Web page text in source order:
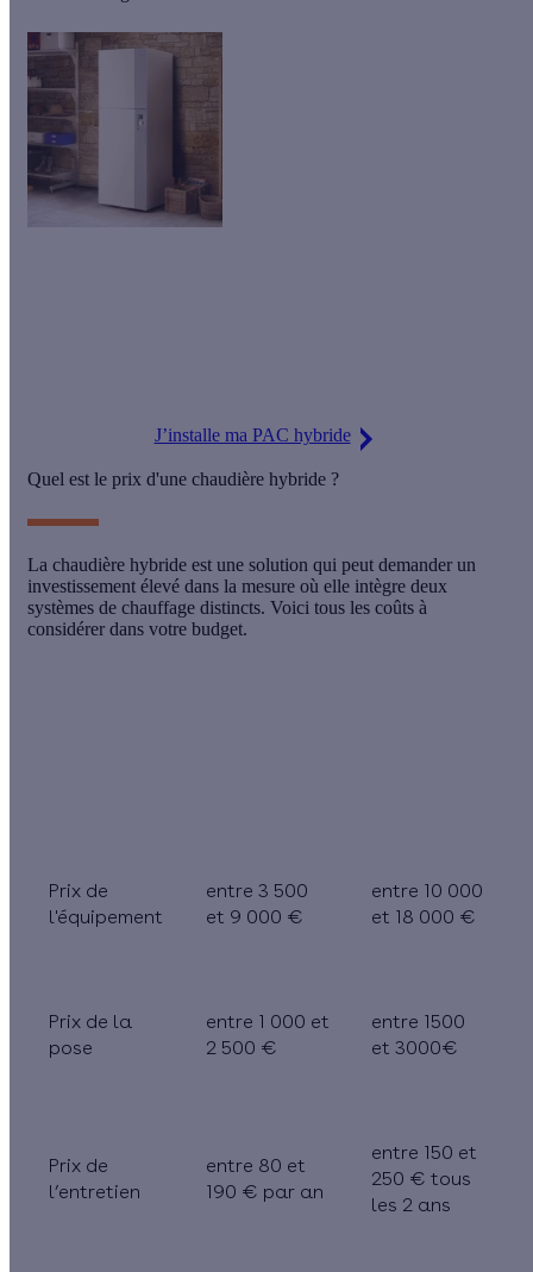
J’installe ma PAC hybride
Quel est le prix d'une chaudière hybride ?
La chaudière hybride est une solution qui peut demander un
investissement élevé dans la mesure où elle intègre deux
systèmes de chauffage distincts. Voici tous les coûts à
considérer dans votre budget.
Prix de
l'équipement
entre 3 500
et 9 000 €
entre 10 000
et 18 000 €
Prix de la
pose
entre 1 000 et
2 500 €
entre 1500
et 3000€
Prix de
l’entretien
entre 80 et
190 € par an
entre 150 et
250 € tous
les 2 ans